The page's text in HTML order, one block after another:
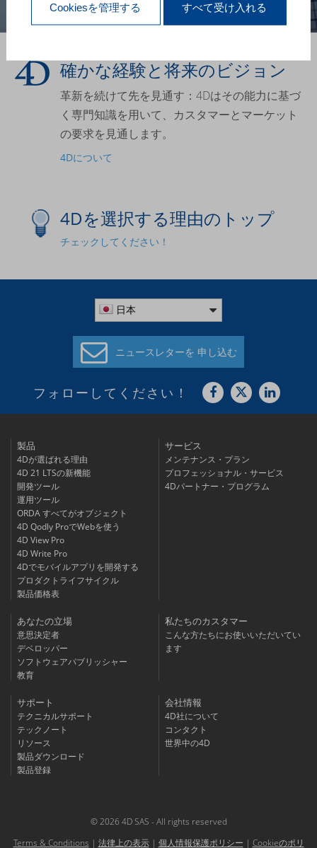
確かな経験と将来のビジョン
革新を続けて先を見通す：4Dはその能力に基づ
く専門知識を用いて、カスタマーとマーケット
の要求を見通します。
4Dについて
4Dを選択する理由のトップ
チェックしてください！
日本
ニュースレターを 申し込む
フォローしてください！
製品
4Dが選ばれる理由
4D 21 LTSの新機能
開発ツール
運用ツール
ORDA すべてがオブジェクト
4D Qodly ProでWebを使う
4D View Pro
4D Write Pro
4Dでモバイルアプリを開発する
プロダクトライフサイクル
製品価格表
サービス
メンテナンス・プラン
プロフェッショナル・サービス
4Dパートナー・プログラム
あなたの立場
意思決定者
デベロッパー
ソフトウェアパブリッシャー
教育
私たちのカスタマー
こんな方たちにお使いいただいてい
ます
サポート
テクニカルサポート
テックノート
リソース
製品ダウンロード
製品登録
会社情報
4D社について
コンタクト
世界中の4D
© 2026 4D SAS - All rights reserved
Terms & Conditions | 法律上の表示| 個人情報保護ポリシー | Cookieのポリ
Cookiesを管理する すべて受け入れる